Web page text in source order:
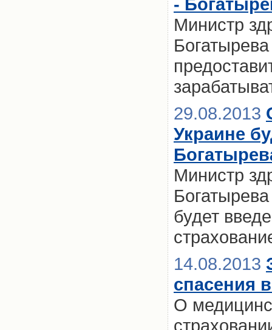
Министр
29.08.2013
Украине
Министр
будет
14.08.2013
спасения
О